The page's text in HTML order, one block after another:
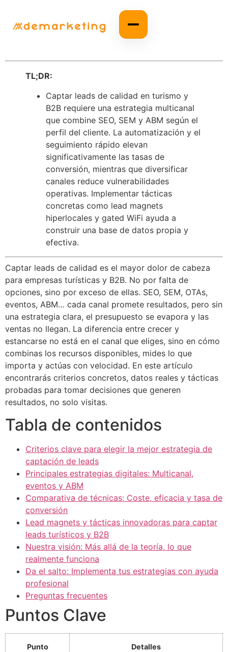
TL;DR:
Captar leads de calidad en turismo y
B2B requiere una estrategia multicanal
que combine SEO, SEM y ABM según el
perfil del cliente. La automatización y el
seguimiento rápido elevan
significativamente las tasas de
conversión, mientras que diversificar
canales reduce vulnerabilidades
operativas. Implementar tácticas
concretas como lead magnets
hiperlocales y gated WiFi ayuda a
construir una base de datos propia y
efectiva.
Captar leads de calidad es el mayor dolor de cabeza
para empresas turísticas y B2B. No por falta de
opciones, sino por exceso de ellas. SEO, SEM, OTAs,
eventos, ABM… cada canal promete resultados, pero sin
una estrategia clara, el presupuesto se evapora y las
ventas no llegan. La diferencia entre crecer y
estancarse no está en el canal que eliges, sino en cómo
combinas los recursos disponibles, mides lo que
importa y actúas con velocidad. En este artículo
encontrarás criterios concretos, datos reales y tácticas
probadas para tomar decisiones que generen
resultados, no solo visitas.
Tabla de contenidos
Criterios clave para elegir la mejor estrategia de
captación de leads
Principales estrategias digitales: Multicanal,
eventos y ABM
Comparativa de técnicas: Coste, eficacia y tasa de
conversión
Lead magnets y tácticas innovadoras para captar
leads turísticos y B2B
Nuestra visión: Más allá de la teoría, lo que
realmente funciona
Da el salto: Implementa tus estrategias con ayuda
profesional
Preguntas frecuentes
Puntos Clave
Punto Detalles